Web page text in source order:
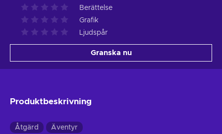
Berättelse
Grafik
Ljudspår
Granska nu
Produktbeskrivning
Åtgärd Äventyr